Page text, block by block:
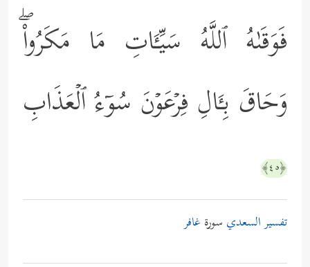
فَوَقَىٰهُ ٱللَّهُ سَیِّـَٔاتِ مَا مَكَرُواْۖ
وَحَاقَ بِـَٔالِ فِرۡعَوۡنَ سُوۤءُ ٱلۡعَذَابِ
﴿٤٥﴾
تفسير السعدي سورة غافر